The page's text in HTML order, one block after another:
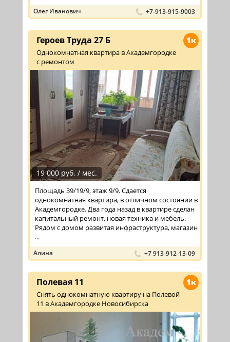
Олег Иванович +7-913-915-9003
1к
Героев Труда 27 Б
Однокомнатная квартира в Академгородке
с ремонтом
19 000 руб. / мес.
Площадь 39/19/9, этаж 9/9. Сдается
однокомнатная квартира, в отличном состоянии в
Академгородке. Два года назад в квартире сделан
капитальный ремонт, новая техника и мебель.
Рядом с домом развитая инфраструктура, магазин
...
Алина +7 913-912-13-09
1к
Полевая 11
Снять однокомнатную квартиру на Полевой
11 в Академгородке Новосибирска